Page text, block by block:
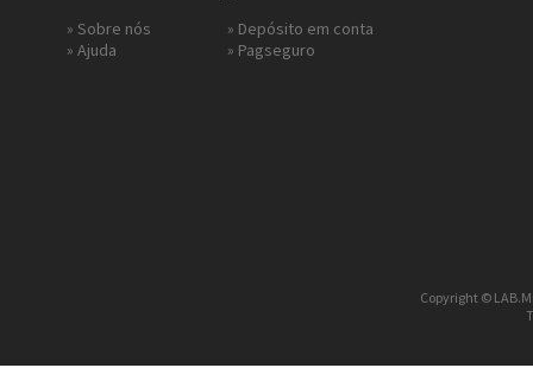
» Sobre nós
» Ajuda
» Depósito em conta
» Pagseguro
Copyright ©